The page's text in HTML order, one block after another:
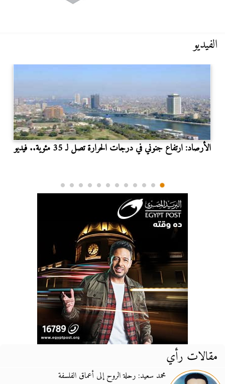
الفيديو
الأرصاد: ارتفاع جنوني في درجات الحرارة تصل لـ 35 مئوية.. فيديو
مقالات رأي
محمد سعيد: رحلة الروح إلى أعماق الفلسفة